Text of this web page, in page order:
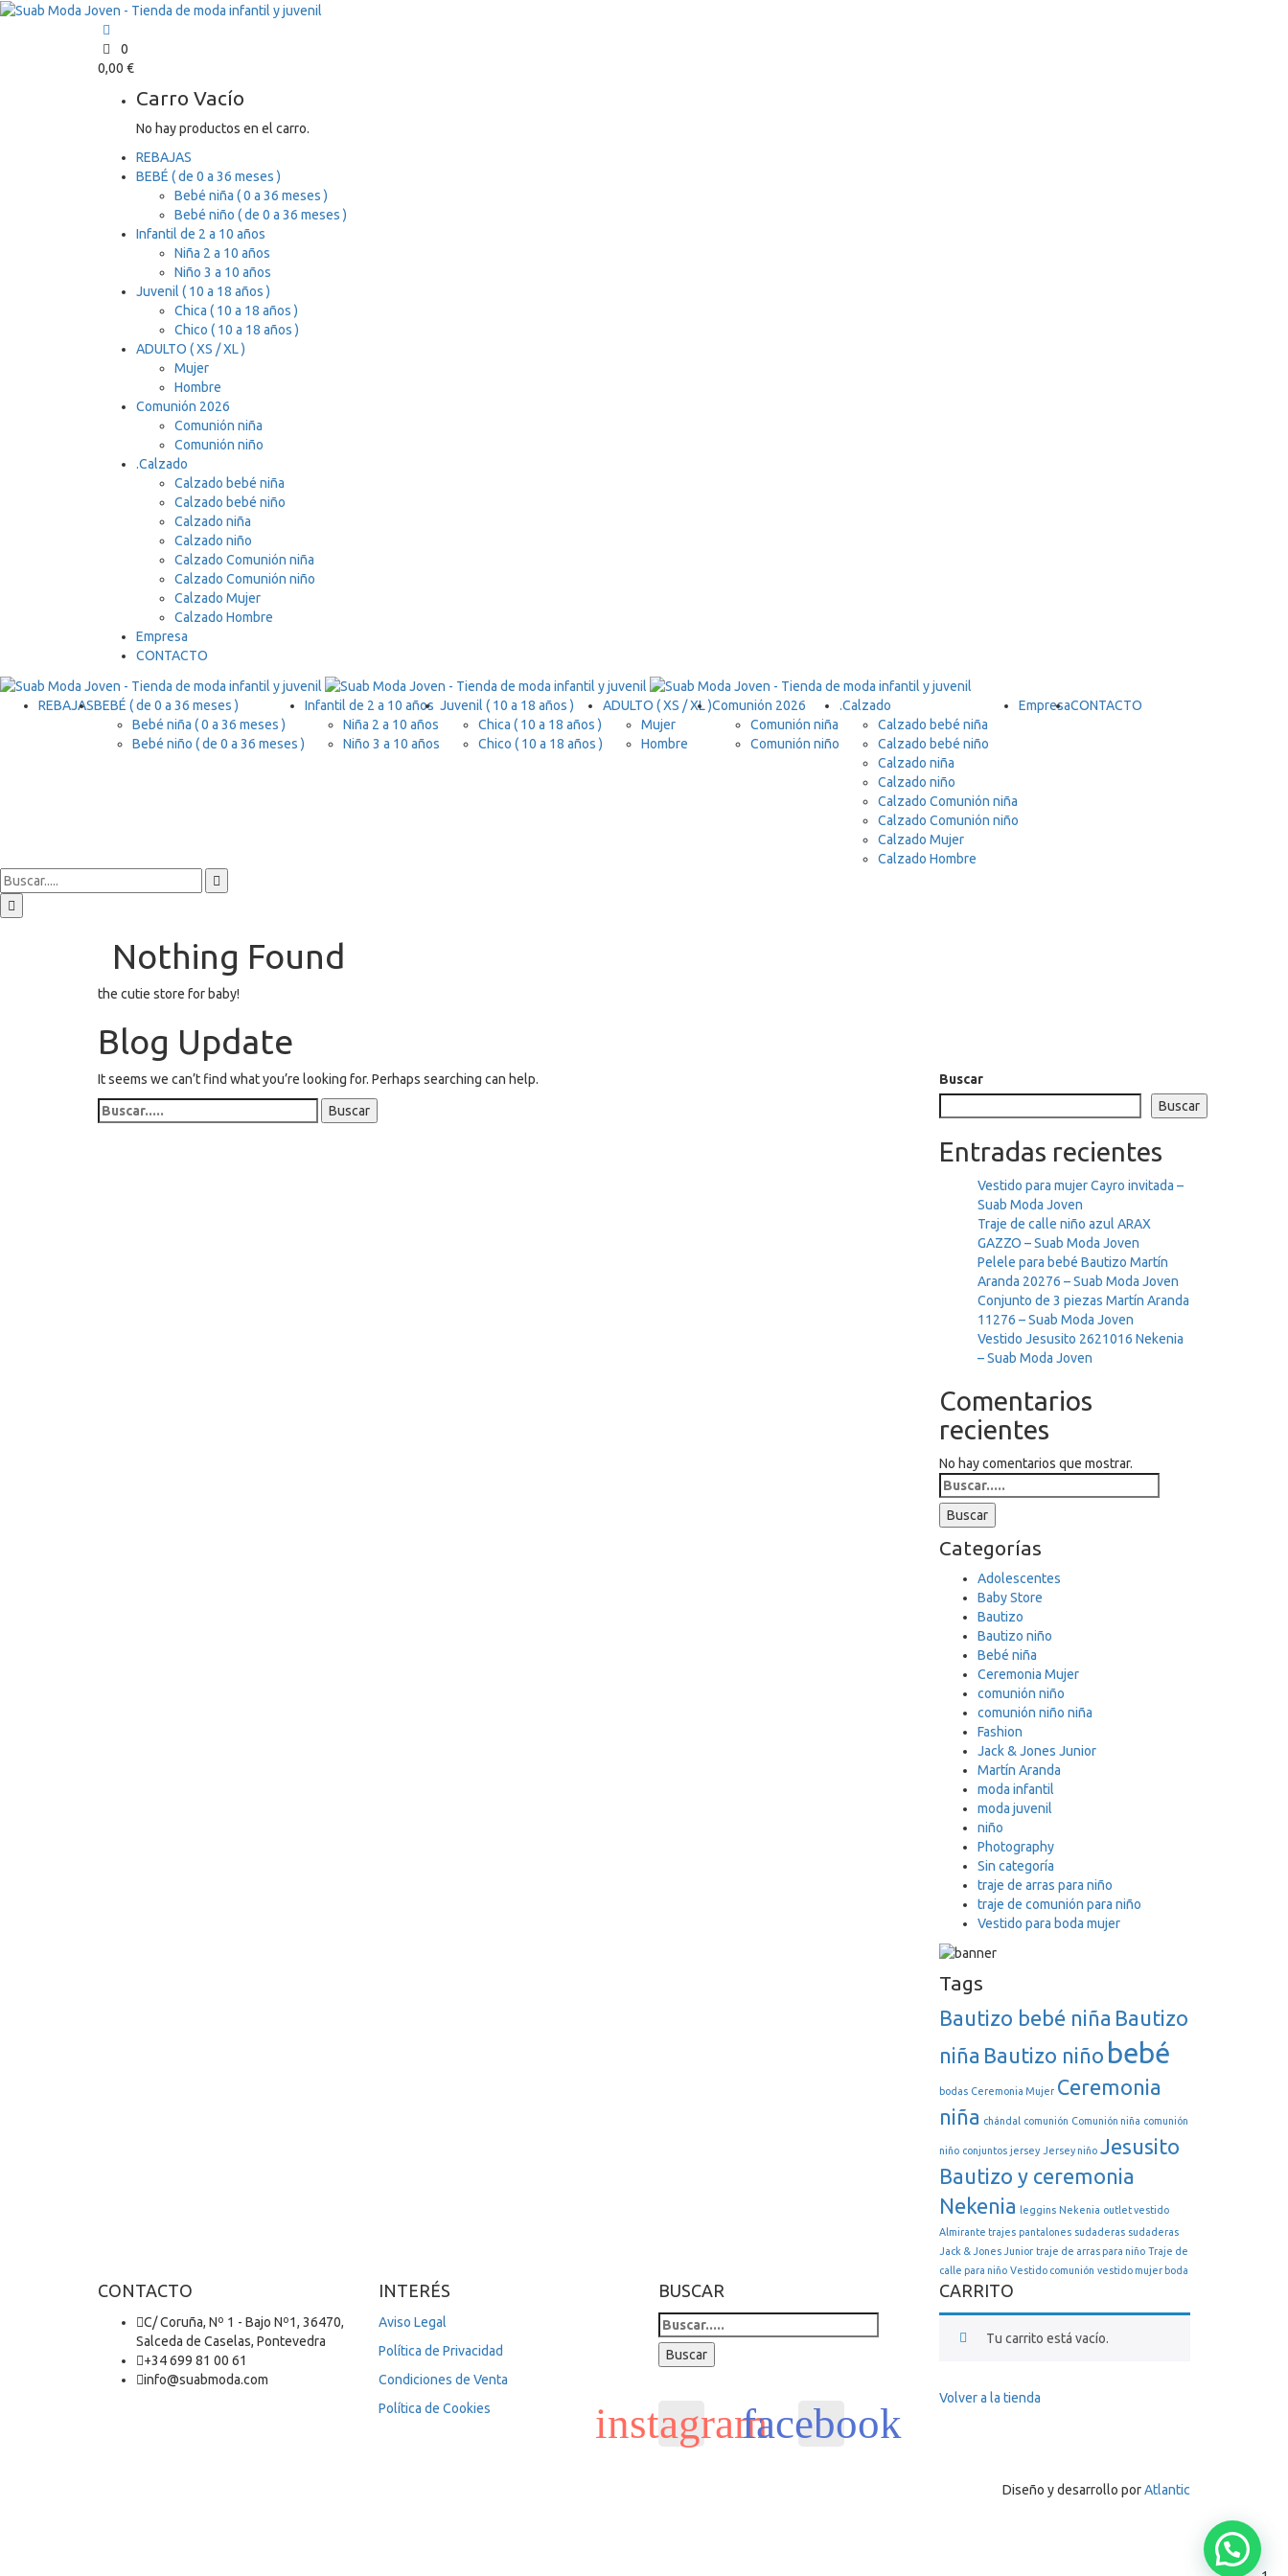
0
0,00 €
Carro Vacío
No hay productos en el carro.
REBAJAS
BEBÉ ( de 0 a 36 meses )
Bebé niña ( 0 a 36 meses )
Bebé niño ( de 0 a 36 meses )
Infantil de 2 a 10 años
Niña 2 a 10 años
Niño 3 a 10 años
Juvenil ( 10 a 18 años )
Chica ( 10 a 18 años )
Chico ( 10 a 18 años )
ADULTO ( XS / XL )
Mujer
Hombre
Comunión 2026
Comunión niña
Comunión niño
.Calzado
Calzado bebé niña
Calzado bebé niño
Calzado niña
Calzado niño
Calzado Comunión niña
Calzado Comunión niño
Calzado Mujer
Calzado Hombre
Empresa
CONTACTO
REBAJASBEBÉ ( de 0 a 36 meses )
Bebé niña ( 0 a 36 meses )
Bebé niño ( de 0 a 36 meses )
Infantil de 2 a 10 años
Niña 2 a 10 años
Niño 3 a 10 años
Juvenil ( 10 a 18 años )
Chica ( 10 a 18 años )
Chico ( 10 a 18 años )
ADULTO ( XS / XL )
Mujer
Hombre
Comunión 2026
Comunión niña
Comunión niño
.Calzado
Calzado bebé niña
Calzado bebé niño
Calzado niña
Calzado niño
Calzado Comunión niña
Calzado Comunión niño
Calzado Mujer
Calzado Hombre
EmpresaCONTACTO
Nothing Found
the cutie store for baby!
Blog Update
It seems we can’t find what you’re looking for. Perhaps searching can help.
Search
for:
Buscar
Buscar
Buscar
Entradas recientes
Vestido para mujer Cayro invitada –
Suab Moda Joven
Traje de calle niño azul ARAX
GAZZO – Suab Moda Joven
Pelele para bebé Bautizo Martín
Aranda 20276 – Suab Moda Joven
Conjunto de 3 piezas Martín Aranda
11276 – Suab Moda Joven
Vestido Jesusito 2621016 Nekenia
– Suab Moda Joven
Comentarios
recientes
No hay comentarios que mostrar.
Search
for:
Buscar
Categorías
Adolescentes
Baby Store
Bautizo
Bautizo niño
Bebé niña
Ceremonia Mujer
comunión niño
comunión niño niña
Fashion
Jack & Jones Junior
Martín Aranda
moda infantil
moda juvenil
niño
Photography
Sin categoría
traje de arras para niño
traje de comunión para niño
Vestido para boda mujer
Tags
Bautizo bebé niña Bautizo
niña Bautizo niño bebé
bodas Ceremonia Mujer Ceremonia
niña chándal comunión Comunión niña comunión
niño conjuntos jersey Jersey niño Jesusito
Bautizo y ceremonia
Nekenia leggins Nekenia outlet vestido
Almirante trajes pantalones sudaderas sudaderas
Jack & Jones Junior traje de arras para niño Traje de
calle para niño Vestido comunión vestido mujer boda
CONTACTO
C/ Coruña, Nº 1 - Bajo Nº1, 36470,
Salceda de Caselas, Pontevedra
+34 699 81 00 61
info@suabmoda.com
INTERÉS
Aviso Legal
Política de Privacidad
Condiciones de Venta
Política de Cookies
BUSCAR
Search
for:
Buscar
CARRITO
Tu carrito está vacío.
Volver a la tienda
Diseño y desarrollo porAtlantic